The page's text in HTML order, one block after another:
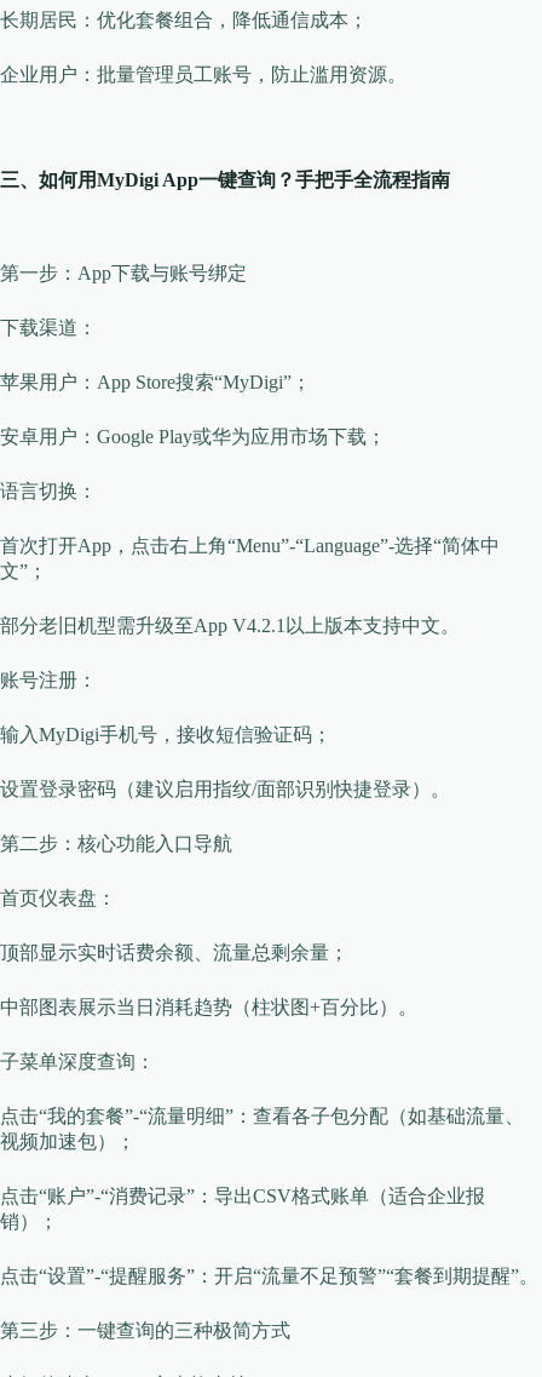
​​长期居民​​：优化套餐组合，降低通信成本；
​​企业用户​​：批量管理员工账号，防止滥用资源。
​​三、如何用MyDigi App一键查询？手把手全流程指南​​
​​第一步：App下载与账号绑定​​
​​下载渠道​​：
苹果用户：App Store搜索“MyDigi”；
安卓用户：Google Play或华为应用市场下载；
​​语言切换​​：
首次打开App，点击右上角“Menu”-“Language”-选择“简体中
文”；
部分老旧机型需升级至App V4.2.1以上版本支持中文。
​​账号注册​​：
输入MyDigi手机号，接收短信验证码；
设置登录密码（建议启用指纹/面部识别快捷登录）。
​​第二步：核心功能入口导航​​
​​首页仪表盘​​：
顶部显示实时话费余额、流量总剩余量；
中部图表展示当日消耗趋势（柱状图+百分比）。
​​子菜单深度查询​​：
点击“我的套餐”-“流量明细”：查看各子包分配（如基础流量、
视频加速包）；
点击“账户”-“消费记录”：导出CSV格式账单（适合企业报
销）；
点击“设置”-“提醒服务”：开启“流量不足预警”“套餐到期提醒”。
​​第三步：一键查询的三种极简方式​​